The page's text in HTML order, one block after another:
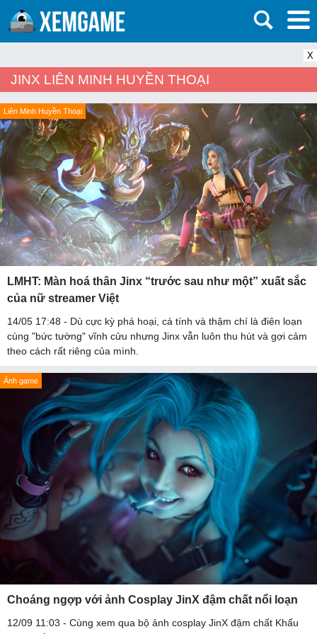
X
JINX LIÊN MINH HUYỀN THOẠI
Liên Minh Huyền Thoại
LMHT: Màn hoá thân Jinx “trước sau như một” xuất sắc
của nữ streamer Việt
14/05 17:48 - Dù cực kỳ phá hoại, cá tính và thậm chí là điên loạn
cùng "bức tường" vĩnh cửu nhưng Jinx vẫn luôn thu hút và gợi cảm
theo cách rất riêng của mình.
Ảnh game
Choáng ngợp với ảnh Cosplay JinX đậm chất nổi loạn
12/09 11:03 - Cùng xem qua bộ ảnh cosplay JinX đậm chất Khẩu